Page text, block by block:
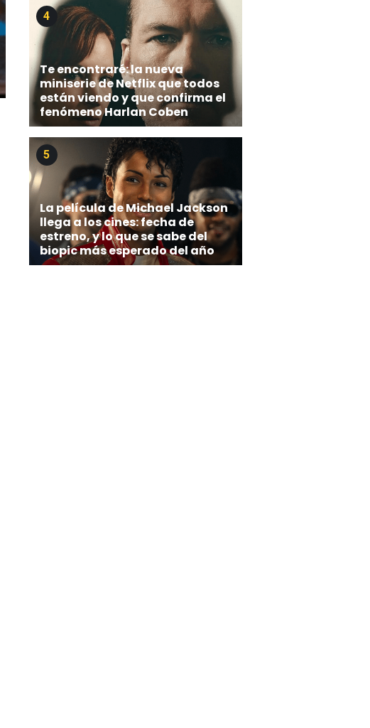
4
Te encontraré: la nueva
miniserie de Netflix que todos
están viendo y que confirma el
fenómeno Harlan Coben
5
La película de Michael Jackson
llega a los cines: fecha de
estreno, y lo que se sabe del
biopic más esperado del año